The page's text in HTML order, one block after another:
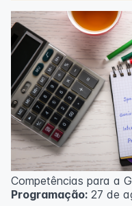
Competências para a
Programação: 27 de